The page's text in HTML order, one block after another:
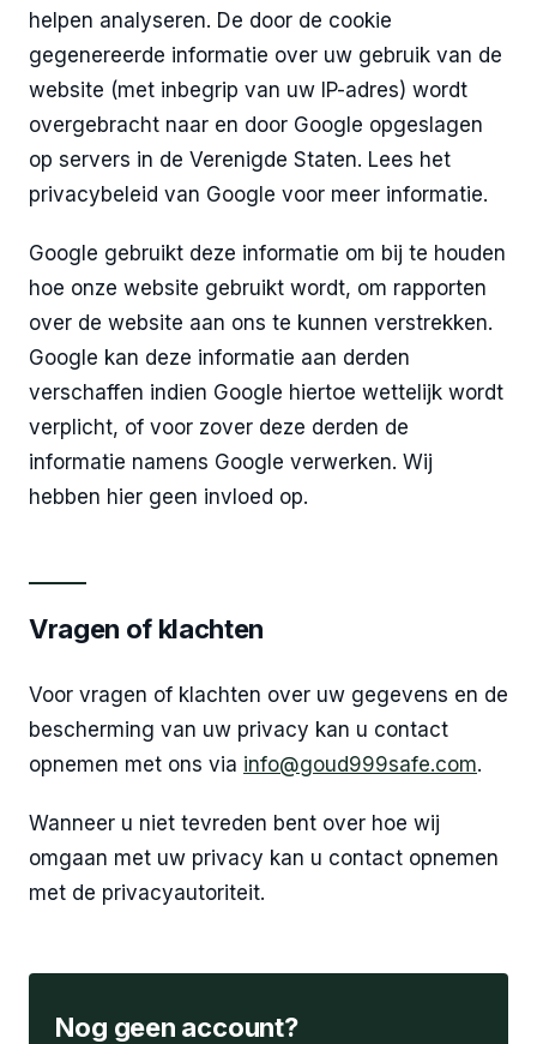
helpen analyseren. De door de cookie
gegenereerde informatie over uw gebruik van de
website (met inbegrip van uw IP-adres) wordt
overgebracht naar en door Google opgeslagen
op servers in de Verenigde Staten. Lees het
privacybeleid van Google voor meer informatie.
Google gebruikt deze informatie om bij te houden
hoe onze website gebruikt wordt, om rapporten
over de website aan ons te kunnen verstrekken.
Google kan deze informatie aan derden
verschaffen indien Google hiertoe wettelijk wordt
verplicht, of voor zover deze derden de
informatie namens Google verwerken. Wij
hebben hier geen invloed op.
Vragen of klachten
Voor vragen of klachten over uw gegevens en de
bescherming van uw privacy kan u contact
opnemen met ons via info@goud999safe.com.
Wanneer u niet tevreden bent over hoe wij
omgaan met uw privacy kan u contact opnemen
met de privacyautoriteit.
Nog geen account?